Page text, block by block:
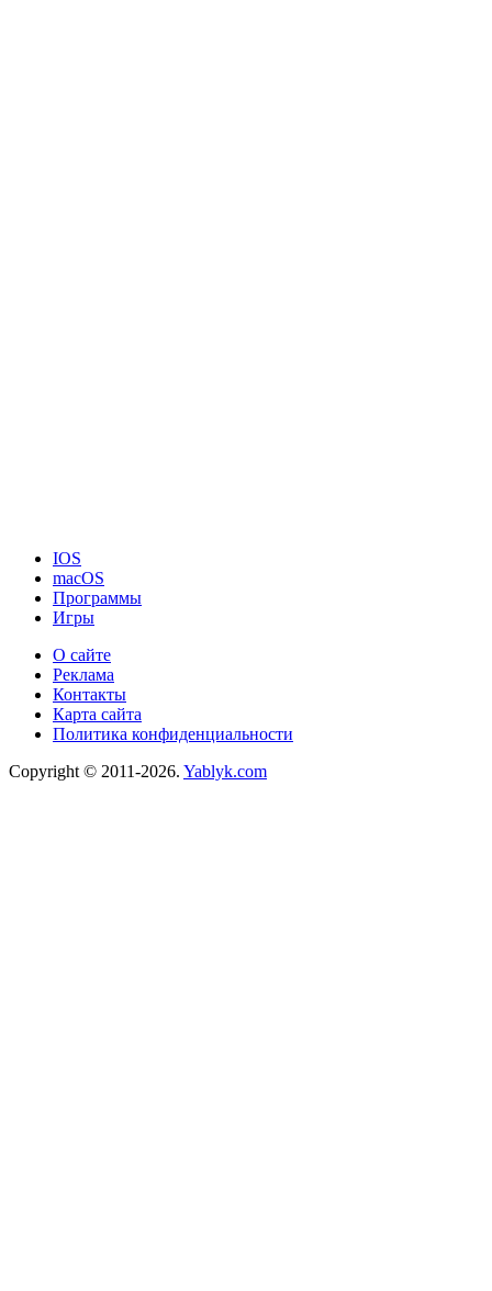
IOS
macOS
Программы
Игры
О сайте
Реклама
Контакты
Карта сайта
Политика конфиденциальности
Copyright © 2011-2026. Yablyk.сom